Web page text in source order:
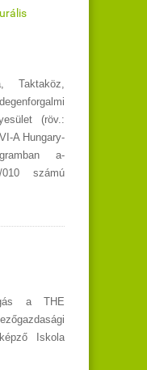
Taktaköz,
(röv.:
A Hungary-
a-
010 számú
a THE
Iskola